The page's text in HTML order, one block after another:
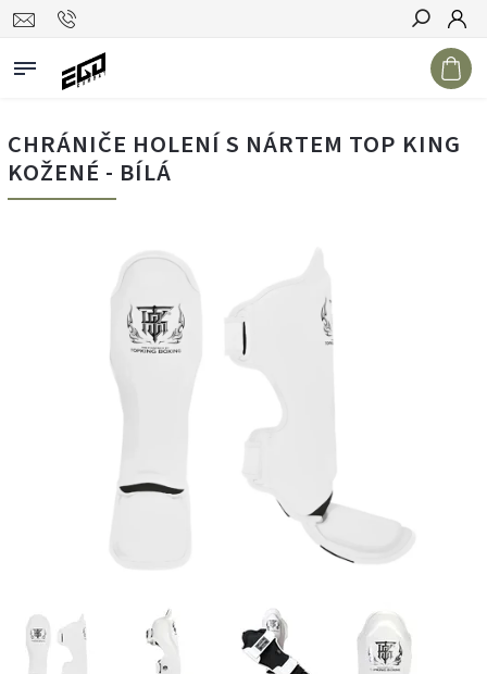
Hledat
CHRÁNIČE HOLENÍ S NÁRTEM TOP KING
KOŽENÉ - BÍLÁ